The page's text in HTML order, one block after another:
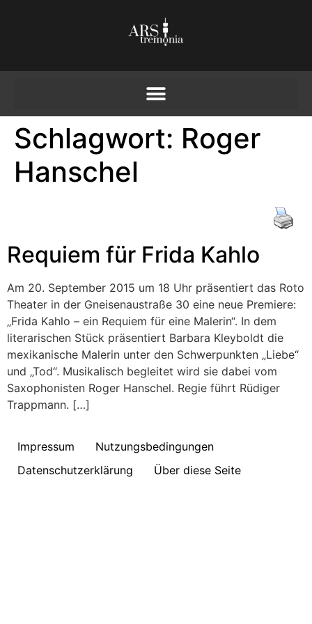
Schlagwort: Roger
Hanschel
Requiem für Frida Kahlo
Am 20. September 2015 um 18 Uhr präsentiert das Roto
Theater in der Gneisenaustraße 30 eine neue Premiere:
„Frida Kahlo – ein Requiem für eine Malerin“. In dem
literarischen Stück präsentiert Barbara Kleyboldt die
mexikanische Malerin unter den Schwerpunkten „Liebe“
und „Tod“. Musikalisch begleitet wird sie dabei vom
Saxophonisten Roger Hanschel. Regie führt Rüdiger
Trappmann. […]
Impressum
Nutzungsbedingungen
Datenschutzerklärung
Über diese Seite